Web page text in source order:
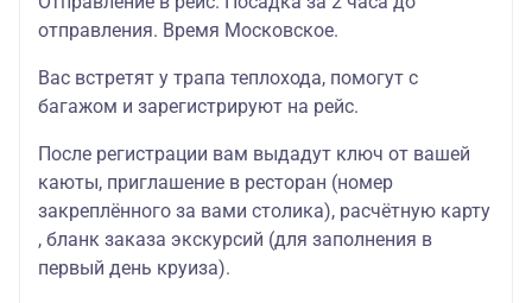
отправления. Время Московское.
Вас встретят у трапа теплохода, помогут с
багажом и зарегистрируют на рейс.
После регистрации вам выдадут ключ от вашей
каюты, приглашение в ресторан (номер
закреплённого за вами столика), расчётную карту
, бланк заказа экскурсий (для заполнения в
первый день круиза).